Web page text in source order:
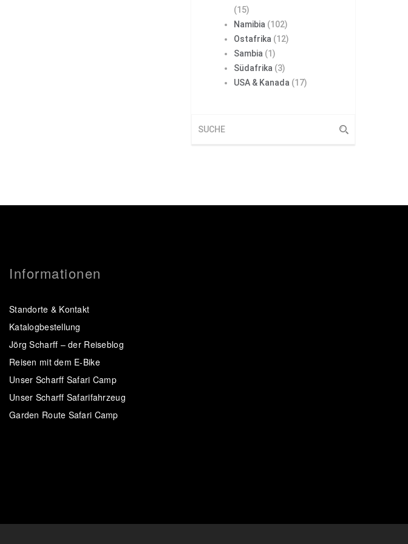
(15)
Namibia (102)
Ostafrika (12)
Sambia (1)
Südafrika (3)
USA & Kanada (17)
Informationen
Standorte & Kontakt
Katalogbestellung
Jörg Scharff – der Reiseblog
Reisen mit dem E-Bike
Unser Scharff Safari Camp
Unser Scharff Safarifahrzeug
Garden Route Safari Camp